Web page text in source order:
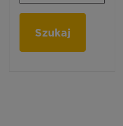
Szukaj